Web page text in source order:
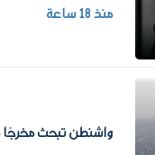
منذ 18 ساعة
واشنطن تبحث مخرجًا